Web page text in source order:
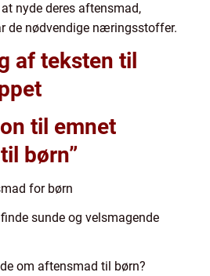
nyde deres aftensmad,
de nødvendige næringsstoffer.
af teksten til
til emnet
børn”
for børn
sunde og velsmagende
om aftensmad til børn?